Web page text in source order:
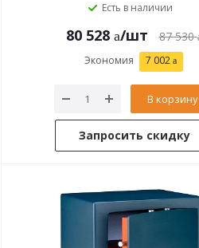
Есть в наличии
80 528 /шт 87 530
Экономия 7 002
В корзину
Запросить скидку